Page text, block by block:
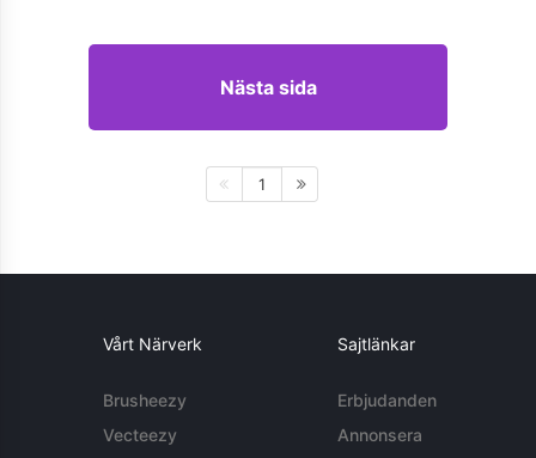
Nästa sida
1
Vårt Närverk
Brusheezy
Vecteezy
Sajtlänkar
Erbjudanden
Annonsera